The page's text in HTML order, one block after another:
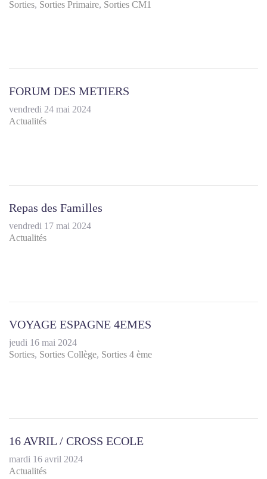
Sorties Sorties Primaire Sorties CM1
FORUM DES METIERS
vendredi 24 mai 2024
Actualités
Repas des Familles
vendredi 17 mai 2024
Actualités
VOYAGE ESPAGNE 4EMES
jeudi 16 mai 2024
Sorties Sorties Collège Sorties 4 ème
16 AVRIL / CROSS ECOLE
mardi 16 avril 2024
Actualités